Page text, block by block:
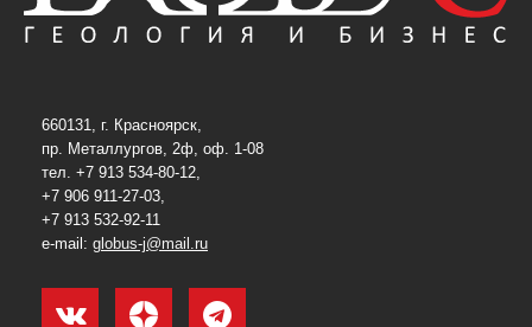
660131, г. Красноярск,
пр. Металлургов, 2ф, оф. 1-08
тел. +7 913 534-80-12,
+7 906 911-27-03,
+7 913 532-92-11
e-mail: globus-j@mail.ru